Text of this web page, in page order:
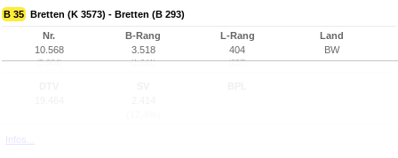
B 35 Bretten (K 3573) - Bretten (B 293)
Nr.
10.568
(5.804)
B-Rang
3.518
(1.241)
L-Rang
404
(257)
Land
BW
Infos...